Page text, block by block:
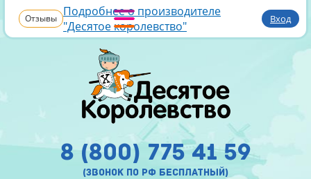
Отзывы Подробнее о производителе
"Десятое королевство"
Вход
8 (800) 775 41 59
(звонок по рф бесплатный)